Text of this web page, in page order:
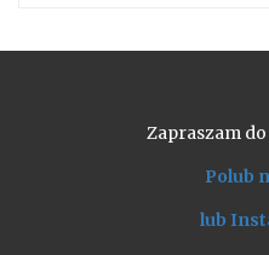
Zapraszam do
Polub
lub